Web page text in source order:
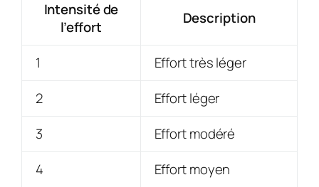
Intensité de
l’effort
Description
1
Effort très léger
2
Effort léger
3
Effort modéré
4
Effort moyen